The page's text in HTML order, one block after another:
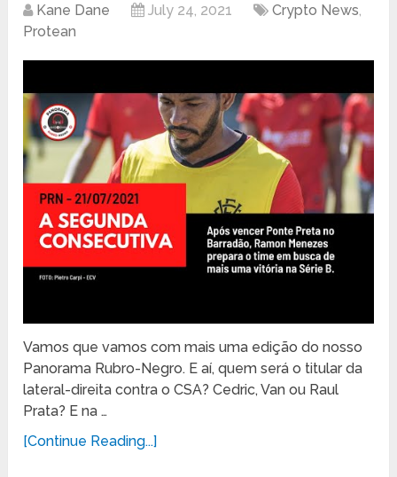
Kane Dane July 24, 2021 Crypto News,
Protean
Vamos que vamos com mais uma edição do nosso
Panorama Rubro-Negro. E aí, quem será o titular da
lateral-direita contra o CSA? Cedric, Van ou Raul
Prata? E na …
[Continue Reading...]